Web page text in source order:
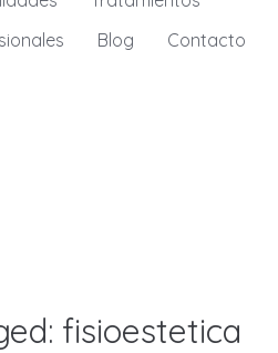
Blog Contacto
fisioestetica